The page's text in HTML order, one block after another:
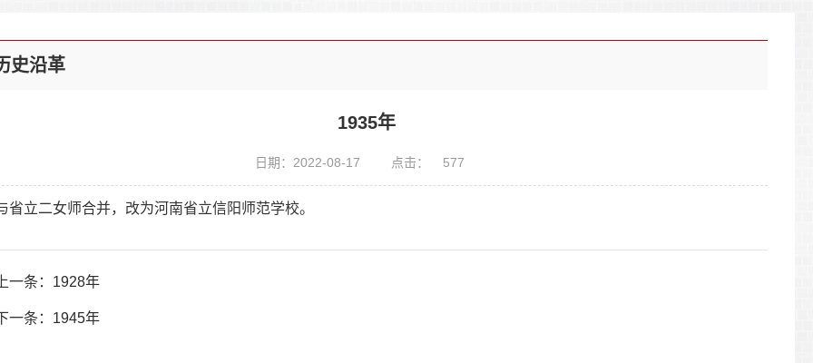
史沿革
1935年
日期：2022-08-17 点击： 577
省立二女师合并，改为河南省立信阳师范学校。
一条： 1928年
一条： 1945年